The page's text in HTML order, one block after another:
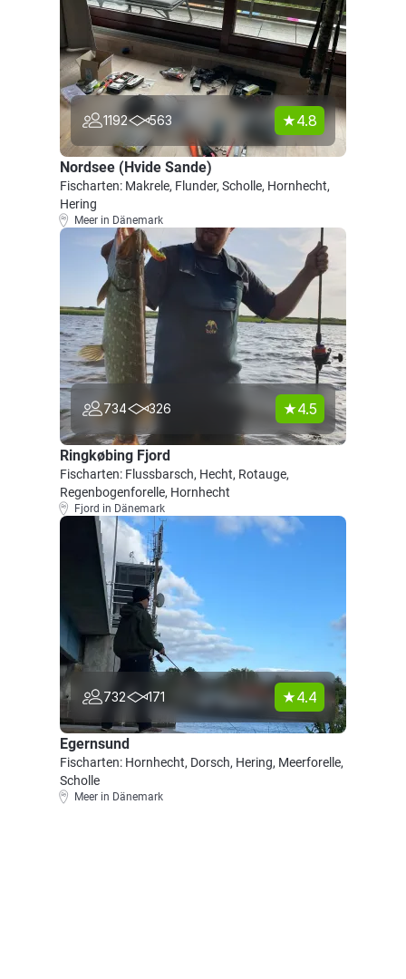
1192 563 4.8
Nordsee (Hvide Sande)
Fischarten: Makrele, Flunder, Scholle, Hornhecht,
Hering
Meer in Dänemark
734 326 4.5
Ringkøbing Fjord
Fischarten: Flussbarsch, Hecht, Rotauge,
Regenbogenforelle, Hornhecht
Fjord in Dänemark
732 171 4.4
Egernsund
Fischarten: Hornhecht, Dorsch, Hering, Meerforelle,
Scholle
Meer in Dänemark